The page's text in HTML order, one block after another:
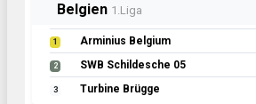
Belgien 1.Liga
1 Arminius Belgium
2 SWB Schildesche 05
3 Turbine Brügge